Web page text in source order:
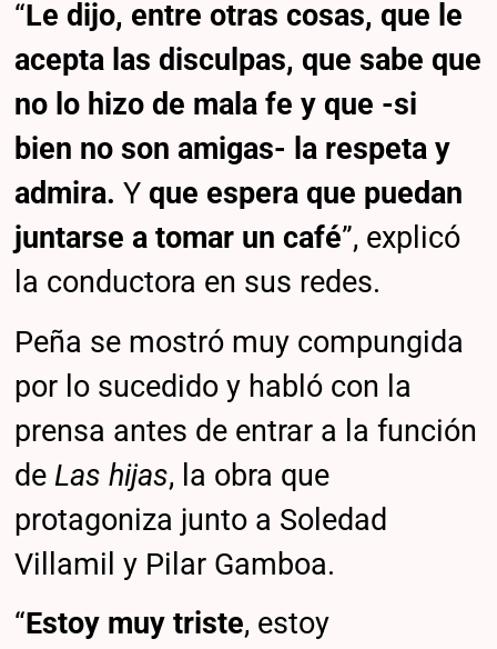
“Le dijo, entre otras cosas, que le
acepta las disculpas, que sabe que
no lo hizo de mala fe y que -si
bien no son amigas- la respeta y
admira. Yque espera que puedan
juntarse a tomar un café”, explicó
la conductora en sus redes.
Peña se mostró muy compungida
por lo sucedido y habló con la
prensa antes de entrar a la función
deLas hijas, la obra que
protagoniza junto a Soledad
Villamil y Pilar Gamboa.
“Estoy muy triste, estoy